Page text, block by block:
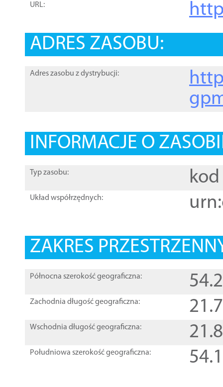
URL:
ADRES ZASOBU:
Adres zasobu z dystrybucji:
INFORMACJE O
Typ zasobu: kod
Układ współrzędnych:
ZAKRES
Północna szerokość geograficzna:
Zachodnia długość geograficzna:
Wschodnia długość geograficzna:
Południowa szerokość geograficzna: